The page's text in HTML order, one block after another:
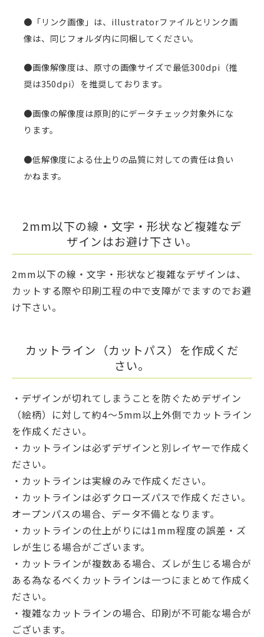
●「リンク画像」は、illustratorファイルとリンク画
像は、同じフォルダ内に同梱してください。
●画像解像度は、原寸の画像サイズで最低300dpi（推
奨は350dpi）を推奨しております。
●画像の解像度は原則的にデータチェック対象外にな
ります。
●低解像度による仕上りの品質に対しての責任は負い
かねます。
2mm以下の線・文字・形状など複雑なデ
ザインはお避け下さい。
2mm以下の線・文字・形状など複雑なデザインは、
カットする際や印刷工程の中で支障がでますのでお避
け下さい。
カットライン（カットパス）を作成くだ
さい。
・デザインが切れてしまうことを防ぐためデザイン
（絵柄）に対して約4〜5mm以上外側でカットライン
を作成ください。
・カットラインは必ずデザインと別レイヤーで作成く
ださい。
・カットラインは実線のみで作成ください。
・カットラインは必ずクローズパスで作成ください。
オープンパスの場合、データ不備となります。
・カットラインの仕上がりには1mm程度の誤差・ズ
レが生じる場合がございます。
・カットラインが複数ある場合、ズレが生じる場合が
ある為なるべくカットラインは一つにまとめて作成く
ださい。
・複雑なカットラインの場合、印刷が不可能な場合が
ございます。